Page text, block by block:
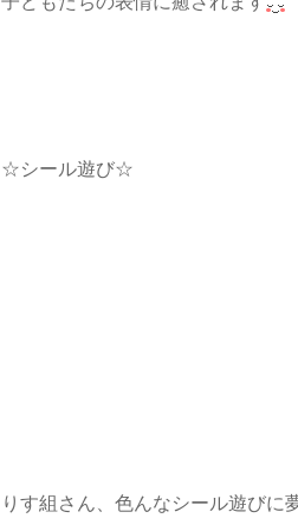
☆シール遊び☆
りす組さん、色んなシール遊びに